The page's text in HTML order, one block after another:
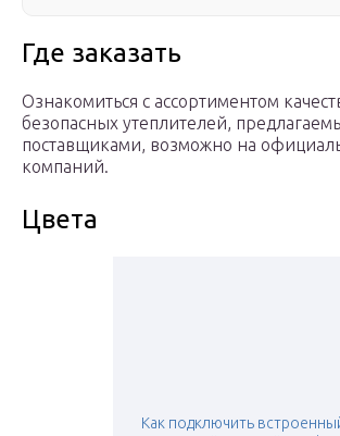
Где заказать
Ознакомиться с ассортиментом
безопасных утеплителей,
поставщиками, возможно на
компаний.
Цвета
Как подключить